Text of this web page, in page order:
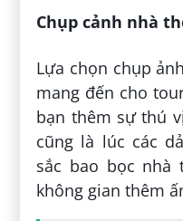
Chụp cảnh nhà
Lựa chọn chụp
mang đến cho
bạn thêm sự thú
cũng là lúc các
sắc bao bọc nhà
không gian thêm